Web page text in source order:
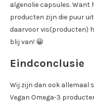
algenolie capsules. Want
producten zijn die puur
daarvoor vis(producten)
blij van! 😀
Eindconclusie
Wij zijn dan ook allemaal
Vegan Omega-3